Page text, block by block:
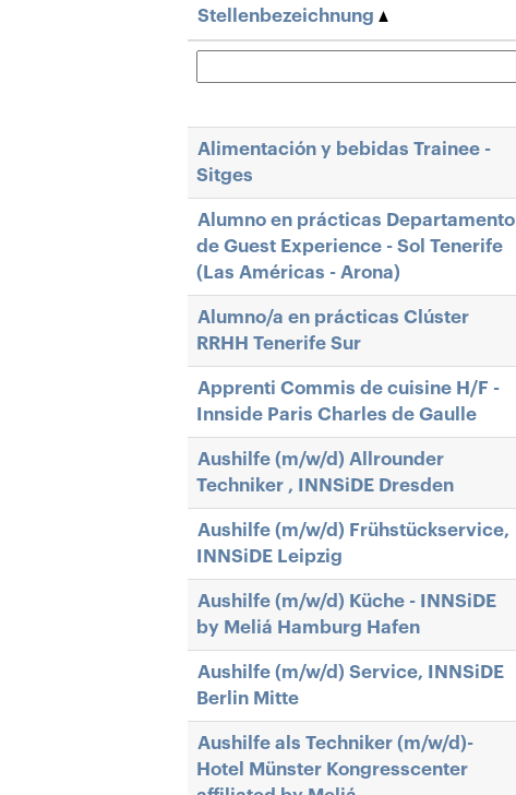
Stellenbezeichnung
Alimentación y bebidas Trainee -
Sitges
Alumno en prácticas Departamento
de Guest Experience - Sol Tenerife
(Las Américas - Arona)
Alumno/a en prácticas Clúster
RRHH Tenerife Sur
Apprenti Commis de cuisine H/F -
Innside Paris Charles de Gaulle
Aushilfe (m/w/d) Allrounder
Techniker , INNSiDE Dresden
Aushilfe (m/w/d) Frühstückservice,
INNSiDE Leipzig
Aushilfe (m/w/d) Küche - INNSiDE
by Meliá Hamburg Hafen
Aushilfe (m/w/d) Service, INNSiDE
Berlin Mitte
Aushilfe als Techniker (m/w/d)-
Hotel Münster Kongresscenter